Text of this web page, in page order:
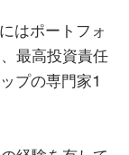
はポートフォ
最高投資責任
プの専門家1